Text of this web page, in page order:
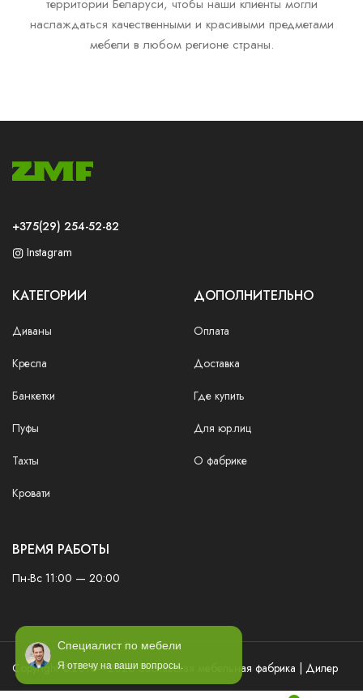
Специалист по мебели
Я отвечу на ваши вопросы.
территории Беларуси, чтобы наши клиенты могли
наслаждаться качественными и красивыми предметами
мебели в любом регионе страны.
+375(29) 254-52-82
Instagram
КАТЕГОРИИ
Диваны
Кресла
Банкетки
Пуфы
Тахты
Кровати
ДОПОЛНИТЕЛЬНО
Оплата
Доставка
Где купить
Для юр.лиц
О фабрике
ВРЕМЯ РАБОТЫ
Пн-Вс 11:00 — 20:00
Copyright ©2016—2026 Заславская мебельная фабрика | Дилер